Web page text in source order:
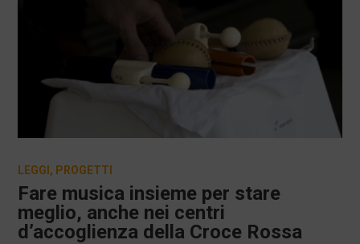
Fare musica insieme per stare
meglio, anche nei centri
d’accoglienza della Croce Rossa
LEGGI , PROGETTI